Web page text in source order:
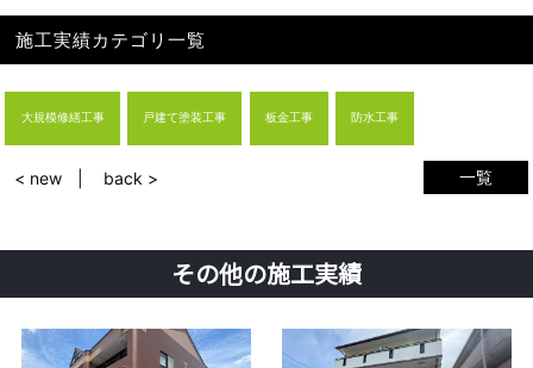
施工実績カテゴリ一覧
大規模修繕工事 戸建て塗装工事 板金工事 防水工事
一覧
< new back >
その他の施工実績